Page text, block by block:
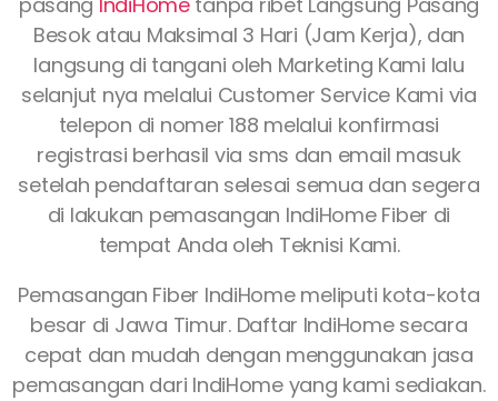
Besok atau Maksimal 3 Hari (Jam Kerja), dan
langsung di tangani oleh Marketing Kami lalu
selanjut nya melalui Customer Service Kami via
telepon di nomer 188 melalui konfirmasi
registrasi berhasil via sms dan email masuk
setelah pendaftaran selesai semua dan segera
di lakukan pemasangan IndiHome Fiber di
tempat Anda oleh Teknisi Kami.
Pemasangan Fiber IndiHome meliputi kota-kota
besar di Jawa Timur. Daftar IndiHome secara
cepat dan mudah dengan menggunakan jasa
pemasangan dari IndiHome yang kami sediakan.